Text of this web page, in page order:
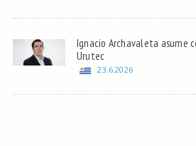
Ignacio Archavaleta asume
Urutec
23.6.2026